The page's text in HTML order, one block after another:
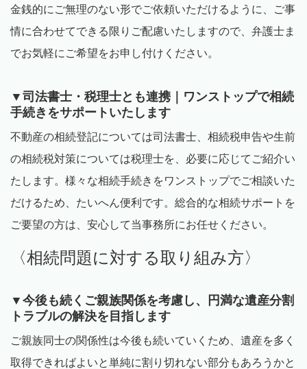
金銭的にご無理のない形でご依頼いただけるように、ご事
情に合わせてできる限りご配慮いたしますので、弁護士ま
でお気軽にご希望をお申し付けください。
▼司法書士・税理士とも連携｜ワンストップで相続
手続きをサポートいたします
不動産の相続登記については司法書士、相続税申告や生前
の相続税対策については税理士を、必要に応じてご紹介い
たします。様々な相続手続きをワンストップでご相談いた
だけるため、たいへん便利です。総合的な相続サポートを
ご要望の方は、安心して当事務所にお任せください。
〈相続問題に対する取り組み方〉
▼今後も続くご親族関係を考慮し、円満な遺産分割
トラブルの解決を目指します
ご親族同士の関係性は今後も続いていくため、遺産を多く
取得できればよいと単純に割り切れない部分もあろうかと